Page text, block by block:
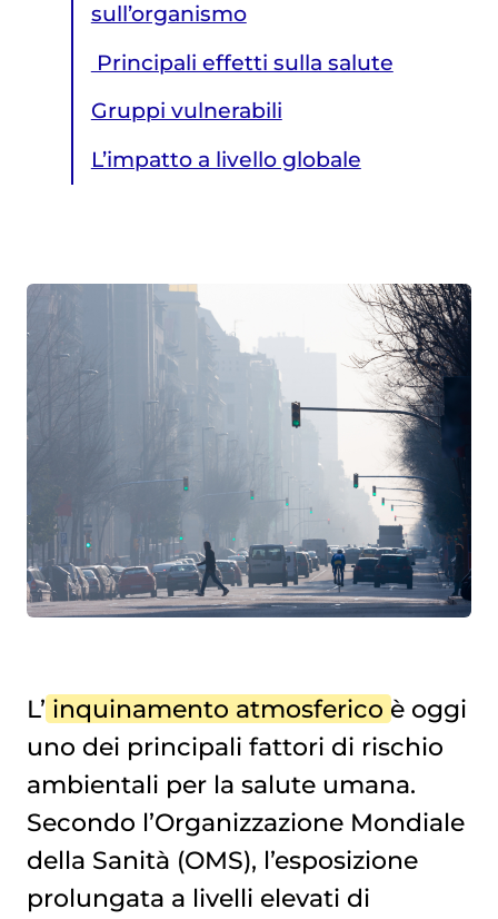
sull’organismo
Principali effetti sulla salute
Gruppi vulnerabili
L’impatto a livello globale
L’impatto a livello globale
L’ inquinamento atmosferico è oggi
uno dei principali fattori di rischio
ambientali per la salute umana.
Secondo l’Organizzazione Mondiale
della Sanità (OMS), l’esposizione
prolungata a livelli elevati di